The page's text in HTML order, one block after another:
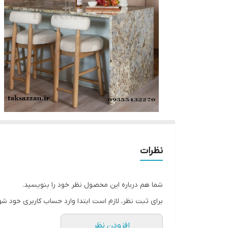
نظرات
شما هم درباره این محصول نظر خود را بنویسید.
برای ثبت نظر، لازم است ابتدا وارد حساب کاربری خود
افزودن نظر